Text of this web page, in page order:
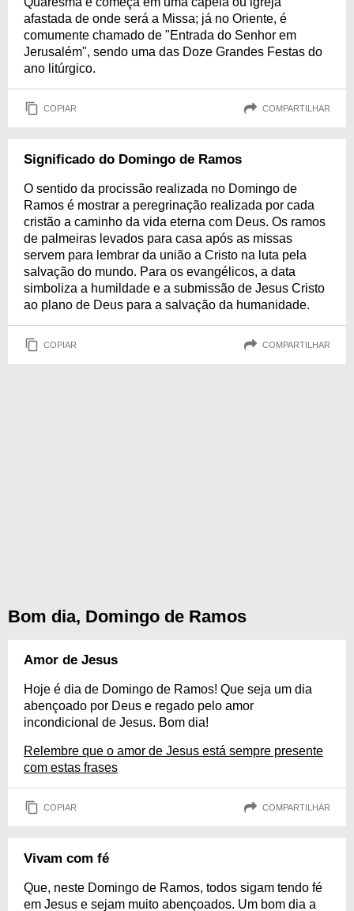
afastada de onde será a Missa; já no Oriente, é
comumente chamado de "Entrada do Senhor em
Jerusalém", sendo uma das Doze Grandes Festas do
ano litúrgico.
COPIAR COMPARTILHAR
Significado do Domingo de Ramos
O sentido da procissão realizada no Domingo de
Ramos é mostrar a peregrinação realizada por cada
cristão a caminho da vida eterna com Deus. Os ramos
de palmeiras levados para casa após as missas
servem para lembrar da união a Cristo na luta pela
salvação do mundo. Para os evangélicos, a data
simboliza a humildade e a submissão de Jesus Cristo
ao plano de Deus para a salvação da humanidade.
COPIAR COMPARTILHAR
Bom dia, Domingo de Ramos
Amor de Jesus
Hoje é dia de Domingo de Ramos! Que seja um dia
abençoado por Deus e regado pelo amor
incondicional de Jesus. Bom dia!
Relembre que o amor de Jesus está sempre presente
com estas frases
COPIAR COMPARTILHAR
Vivam com fé
Que, neste Domingo de Ramos, todos sigam tendo fé
em Jesus e sejam muito abençoados. Um bom dia a